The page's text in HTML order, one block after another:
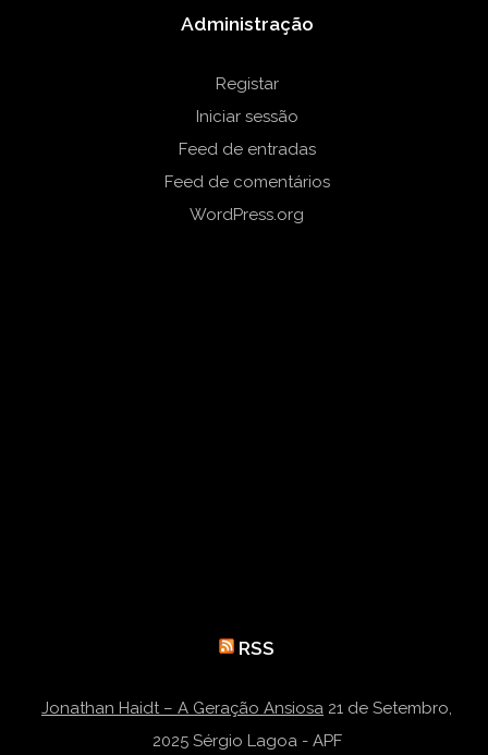
Administração
Registar
Iniciar sessão
Feed de entradas
Feed de comentários
WordPress.org
RSS
Jonathan Haidt – A Geração Ansiosa 21 de Setembro,
2025 Sérgio Lagoa - APF